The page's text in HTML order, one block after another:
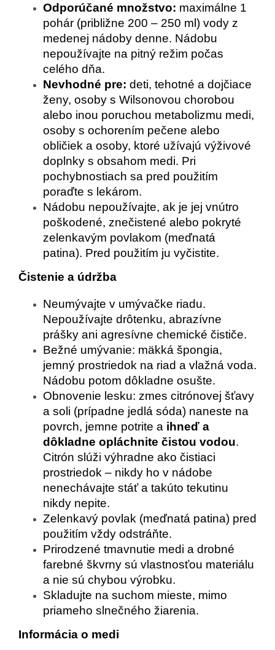
Odporúčané množstvo: maximálne 1
pohár (približne 200 – 250 ml) vody z
medenej nádoby denne. Nádobu
nepoužívajte na pitný režim počas
celého dňa.
Nevhodné pre: deti, tehotné a dojčiace
ženy, osoby s Wilsonovou chorobou
alebo inou poruchou metabolizmu medi,
osoby s ochorením pečene alebo
obličiek a osoby, ktoré užívajú výživové
doplnky s obsahom medi. Pri
pochybnostiach sa pred použitím
poraďte s lekárom.
Nádobu nepoužívajte, ak je jej vnútro
poškodené, znečistené alebo pokryté
zelenkavým povlakom (meďnatá
patina). Pred použitím ju vyčistite.
Čistenie a údržba
Neumývajte v umývačke riadu.
Nepoužívajte drôtenku, abrazívne
prášky ani agresívne chemické čističe.
Bežné umývanie: mäkká špongia,
jemný prostriedok na riad a vlažná voda.
Nádobu potom dôkladne osušte.
Obnovenie lesku: zmes citrónovej šťavy
a soli (prípadne jedlá sóda) naneste na
povrch, jemne potrite a ihneď a
dôkladne opláchnite čistou vodou.
Citrón slúži výhradne ako čistiaci
prostriedok – nikdy ho v nádobe
nenechávajte stáť a takúto tekutinu
nikdy nepite.
Zelenkavý povlak (meďnatá patina) pred
použitím vždy odstráňte.
Prirodzené tmavnutie medi a drobné
farebné škvrny sú vlastnosťou materiálu
a nie sú chybou výrobku.
Skladujte na suchom mieste, mimo
priameho slnečného žiarenia.
Informácia o medi